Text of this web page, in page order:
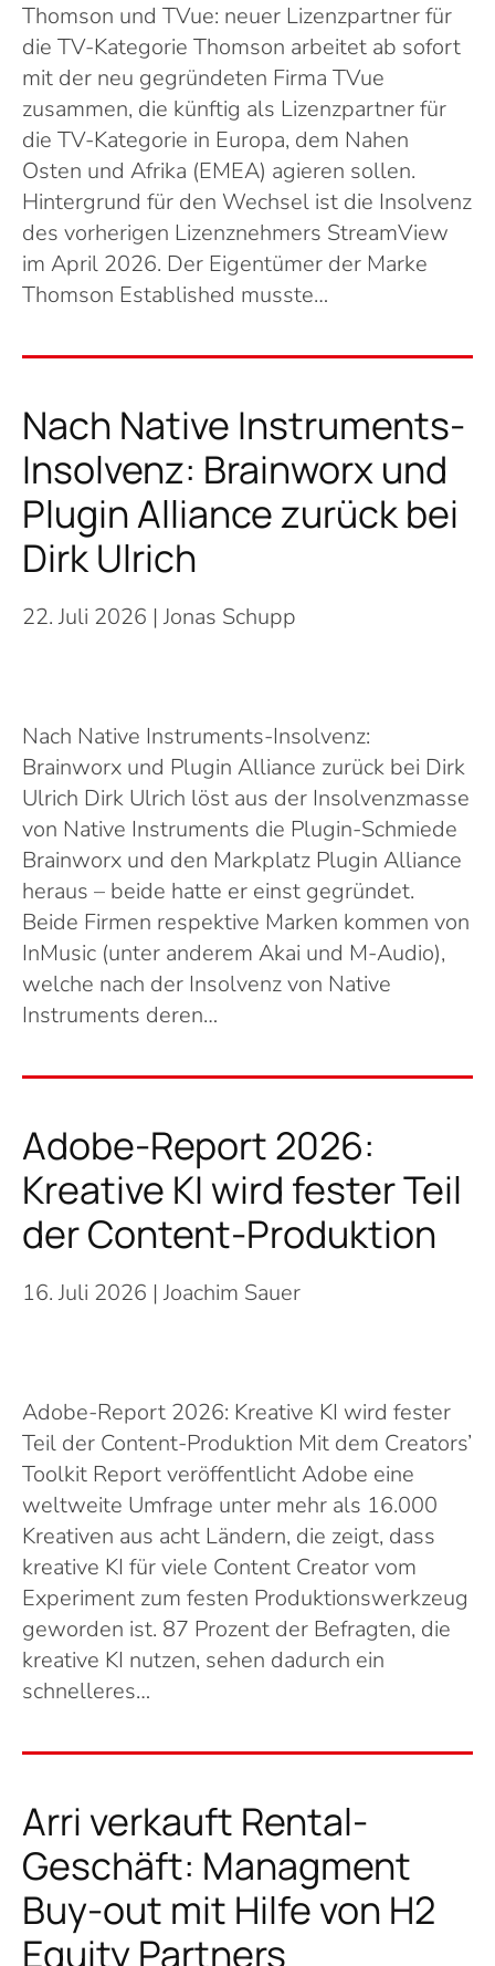
Thomson und TVue: neuer Lizenzpartner für
die TV-Kategorie Thomson arbeitet ab sofort
mit der neu gegründeten Firma TVue
zusammen, die künftig als Lizenzpartner für
die TV-Kategorie in Europa, dem Nahen
Osten und Afrika (EMEA) agieren sollen.
Hintergrund für den Wechsel ist die Insolvenz
des vorherigen Lizenznehmers StreamView
im April 2026. Der Eigentümer der Marke
Thomson Established musste…
Nach Native Instruments-
Insolvenz: Brainworx und
Plugin Alliance zurück bei
Dirk Ulrich
22. Juli 2026 | Jonas Schupp
Nach Native Instruments-Insolvenz:
Brainworx und Plugin Alliance zurück bei Dirk
Ulrich Dirk Ulrich löst aus der Insolvenzmasse
von Native Instruments die Plugin-Schmiede
Brainworx und den Markplatz Plugin Alliance
heraus – beide hatte er einst gegründet.
Beide Firmen respektive Marken kommen von
InMusic (unter anderem Akai und M-Audio),
welche nach der Insolvenz von Native
Instruments deren…
Adobe-Report 2026:
Kreative KI wird fester Teil
der Content-Produktion
16. Juli 2026 | Joachim Sauer
Adobe-Report 2026: Kreative KI wird fester
Teil der Content-Produktion Mit dem Creators’
Toolkit Report veröffentlicht Adobe eine
weltweite Umfrage unter mehr als 16.000
Kreativen aus acht Ländern, die zeigt, dass
kreative KI für viele Content Creator vom
Experiment zum festen Produktionswerkzeug
geworden ist. 87 Prozent der Befragten, die
kreative KI nutzen, sehen dadurch ein
schnelleres…
Arri verkauft Rental-
Geschäft: Managment
Buy-out mit Hilfe von H2
Equity Partners